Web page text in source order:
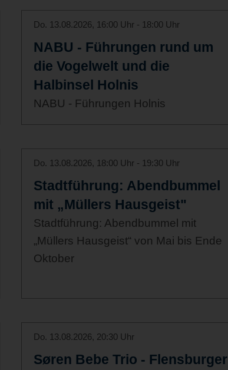
Do. 13.08.2026, 16:00 Uhr - 18:00 Uhr
NABU - Führungen rund um
die Vogelwelt und die
Halbinsel Holnis
NABU - Führungen Holnis
Do. 13.08.2026, 18:00 Uhr - 19:30 Uhr
Stadtführung: Abendbummel
mit „Müllers Hausgeist"
Stadtführung: Abendbummel mit
„Müllers Hausgeist“ von Mai bis Ende
Oktober
Do. 13.08.2026, 20:30 Uhr
Søren Bebe Trio - Flensburger